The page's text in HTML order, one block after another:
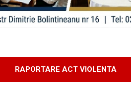
RAPORTARE ACT VIOLENTA